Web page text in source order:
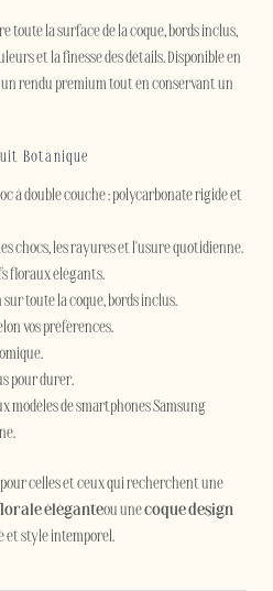
toute la surface de la coque, bords inclus,
et la finesse des détails. Disponible en
rendu premium tout en conservant un
Botanique
à double couche : polycarbonate rigide et
chocs, les rayures et l'usure quotidienne.
floraux élégants.
toute la coque, bords inclus.
vos préférences.
pour durer.
modèles de smartphones Samsung
celles et ceux qui recherchent une
éléganteou unecoque design
et style intemporel.